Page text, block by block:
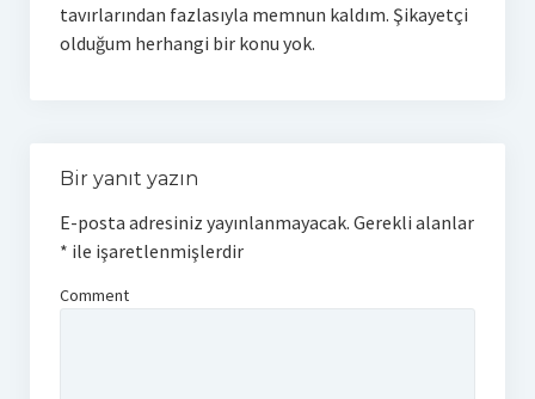
tavırlarından fazlasıyla memnun kaldım. Şikayetçi
olduğum herhangi bir konu yok.
Bir yanıt yazın
E-posta adresiniz yayınlanmayacak. Gerekli alanlar
* ile işaretlenmişlerdir
Comment